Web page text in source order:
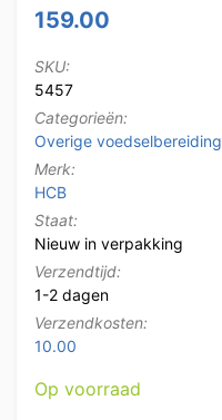
159.00
SKU:
5457
Categorieën:
Overige voedselbereiding
Merk:
HCB
Staat:
Nieuw in verpakking
Verzendtijd:
1-2 dagen
Verzendkosten:
10.00
Op voorraad